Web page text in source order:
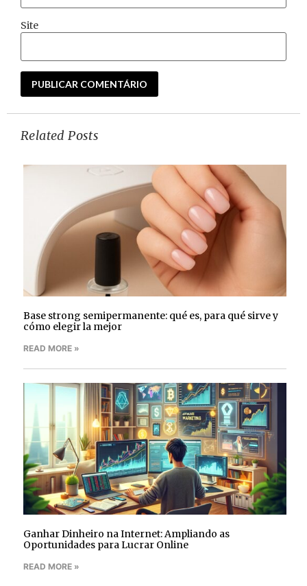
Site
Related Posts
Base strong semipermanente: qué es, para qué sirve y
cómo elegir la mejor
READ MORE »
Ganhar Dinheiro na Internet: Ampliando as
Oportunidades para Lucrar Online
READ MORE »